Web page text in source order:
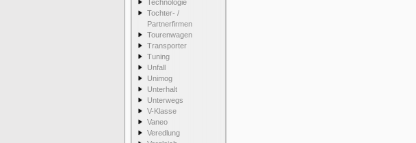
Technologie
Tochter- /
Partnerfirmen
Tourenwagen
Transporter
Tuning
Unfall
Unimog
Unterhalt
Unterwegs
V-Klasse
Vaneo
Veredlung